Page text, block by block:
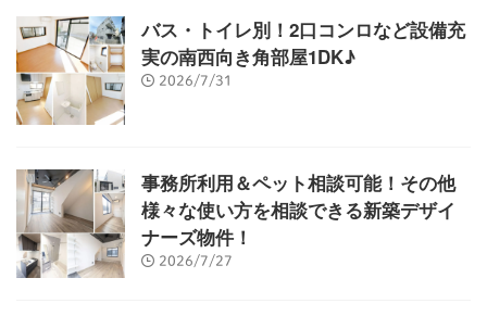
バス・トイレ別！2口コンロなど設備充
実の南西向き角部屋1DK♪
2026/7/31
事務所利用＆ペット相談可能！その他
様々な使い方を相談できる新築デザイ
ナーズ物件！
2026/7/27